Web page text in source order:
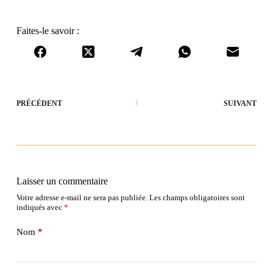
Faites-le savoir :
PRÉCÉDENT SUIVANT
Laisser un commentaire
Votre adresse e-mail ne sera pas publiée. Les champs obligatoires sont
indiqués avec *
Nom *